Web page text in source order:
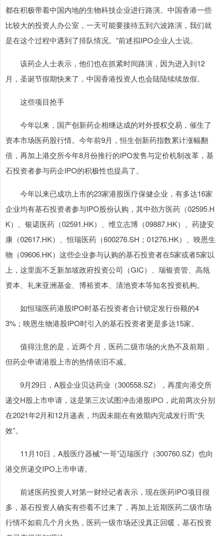
都在积极带着中国内地的生物科技企业进行路演。中国香港一些
比较大的投资人办公室，一天可能要接待五到六波路演，我们就
是在这个过程中遇到了排队情况。”前述拟IPO企业人士说。
该药企人士表示，他们也在抓紧时间路演，因为进入到12
月，圣诞节假期快来了，中国香港投资人也会陆陆续续放假。
这些项目抢手
今年以来，国产创新药企相继达成的对外授权交易，催生了
资本市场医药股行情。今年前9月，恒生创新药指数累计涨幅翻
倍，再加上港交所今年8月份推行的IPO发售与定价机制改革，基
石投资者参与药企IPO的积极性也提高了。
今年以来已成功上市的23家港股医疗保健企业，有多达16家
企业均有基石投资者参与IPO股份认购，其中劲方医药（02595.H
K）、银诺医药（02591.HK）、维立志博（09887.HK）、药捷安
康（02617.HK）、恒瑞医药（600276.SH；01276.HK）、映恩生
物（09606.HK）这些企业参与认购的基石投资者在5家或者5家以
上，这里面不乏新加坡政府投资公司（GIC）、瑞银资管、高瓴
资本、礼来亚洲基金、博裕资本、清池资本等知名投资机构。
如恒瑞医药港股IPO时基石投资者合计锁定发行份额的4
3%；映恩生物港股IPO时引入的基石投资者更是多达15家。
值得注意的是，近两个月，医药二级市场的火热不及前期，
但药企申请港股上市的热情依旧不减。
9月29日，A股企业贝达药业（300558.SZ），再度向港交所
递交H股上市申请，这是第三次试图冲击港股IPO，此前两次分别
在2021年2月和12月递表，均因未能在有效期内完成发行而“失
效”。
11月10日，A股医疗器械“一哥”迈瑞医疗（300760.SZ）也向
港交所递交IPO上市申请。
前述医药投资人对第一财经记者表示，现在医药IPO项目很
多，基石投资人确实有些看不过来了，再加上近期医药二级市场
行情不如前几个月火热，医药一级市场还没真正回暖，基石投资